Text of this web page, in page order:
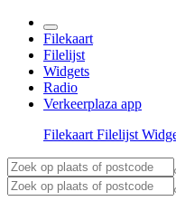
Filekaart
Filelijst
Widgets
Radio
Verkeerplaza app
Filekaart Filelijst